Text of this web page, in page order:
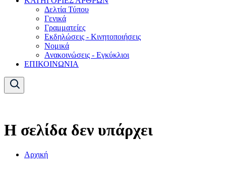
Δελτία Τύπου
Γενικά
Γραμματείες
Εκδηλώσεις - Κινητοποιήσεις
Νομικά
Ανακοινώσεις - Εγκύκλιοι
ΕΠΙΚΟΙΝΩΝΙΑ
Η σελίδα δεν υπάρχει
Αρχική